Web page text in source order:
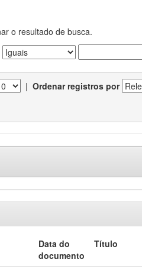
o resultado de busca.
| Ordenar registros por
Data do
documento
Título